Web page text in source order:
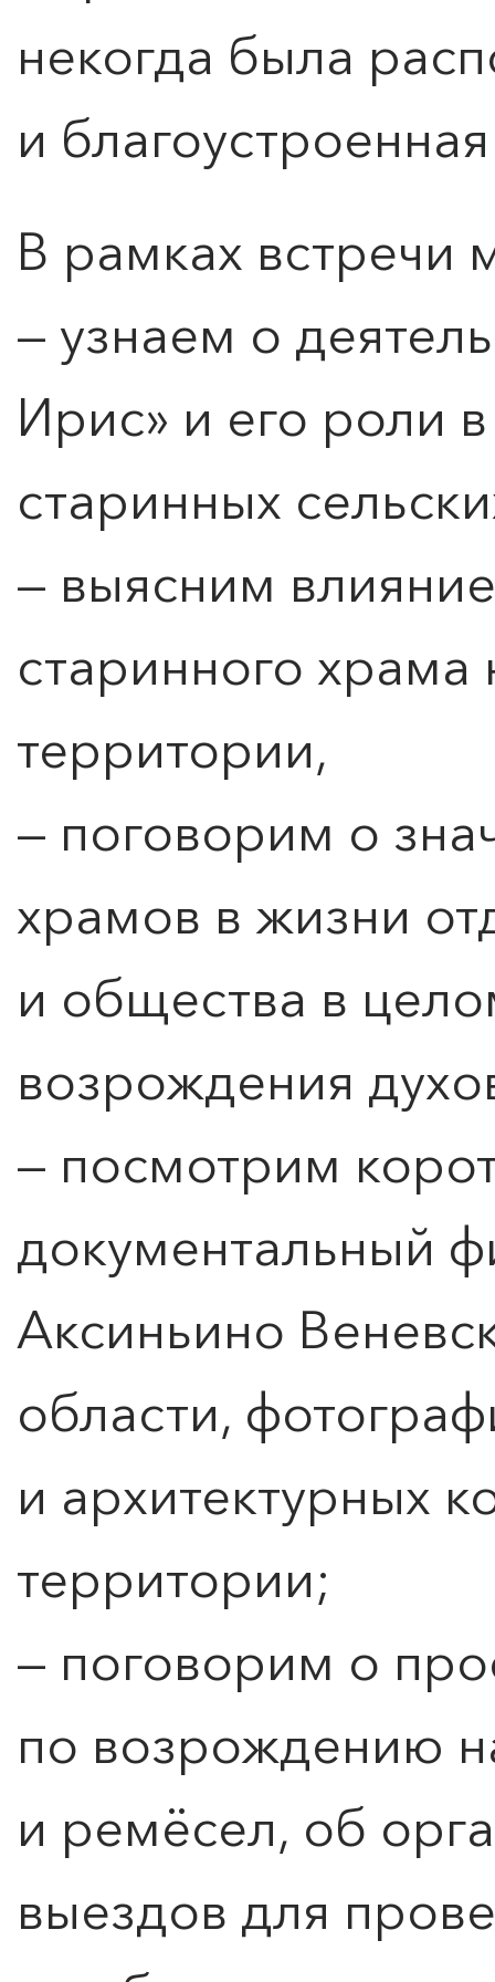
некогда была
и
В рамках встречи
— узнаем о
Ирис» и его роли
старинных
— выясним
старинного храма
территории,
— поговорим о
храмов в жизни
и общества в
возрождения
— посмотрим
документальный
Аксиньино
области,
и архитектурных
территории;
— поговорим о
по возрождению
и ремёсел, об
выездов для